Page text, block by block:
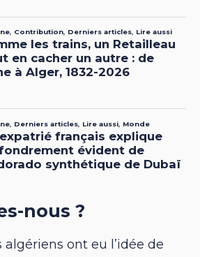
nous ?
ont eu l’idée de